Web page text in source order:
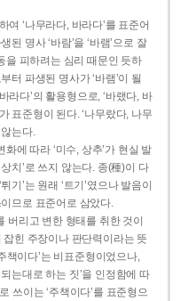
여 ‘나무라다, 바라다’를 표준어
된 명사 ‘바람’을 ‘바램’으로 잘
을 피하려는 심리 때문인 듯하
터 파생된 명사가 ‘바램’이 될
라다’의 활용형으로, ‘바랬다, 바
표준형이 된다. ‘나무랐다, 나무
않는다.
에 따라 ‘미수, 상추’가 현실 발
치’로 쓰지 않는다. 종(種)이 다
기’는 원래 ‘트기’였으나 발음이
므로 표준어로 삼았다.
리고 변한 형태를 취한 것이
잡힌 주장이나 판단력이라는 뜻
책이다’는 비표준형이었으나,
는대로 하는 짓’을 인정함에 따
쓰이는 ‘주책이다’를 표준형으